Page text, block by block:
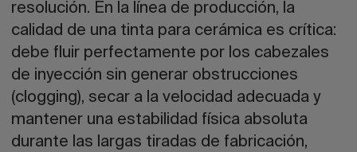
resolución. En la línea de producción, la
calidad de una tinta para cerámica es crítica:
debe fluir perfectamente por los cabezales
de inyección sin generar obstrucciones
(clogging), secar a la velocidad adecuada y
mantener una estabilidad física absoluta
durante las largas tiradas de fabricación,